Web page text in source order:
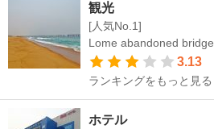
観光
[人気No.1]
Lome abandoned bridge
3.13
ランキングをもっと見る
ホテル